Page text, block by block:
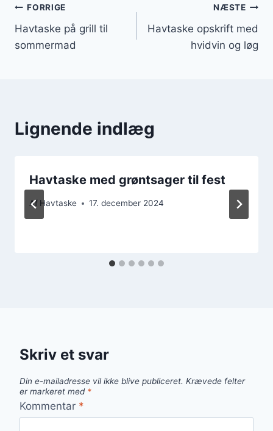
Indlægsnavigation
FORRIGE
Havtaske på grill til
sommermad
NÆSTE
Havtaske opskrift med
hvidvin og løg
Lignende indlæg
Havtaske med grøntsager til fest
Af Havtaske 17. december 2024
Skriv et svar
Din e-mailadresse vil ikke blive publiceret. Krævede felter
er markeret med *
Kommentar *